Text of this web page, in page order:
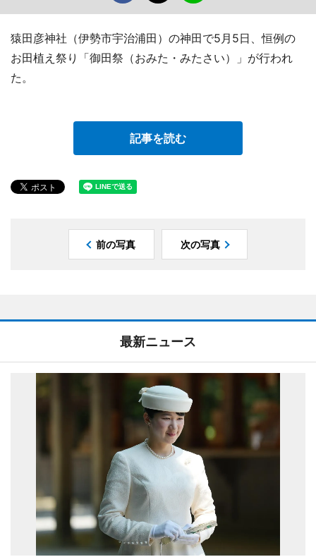
猿田彦神社（伊勢市宇治浦田）の神田で5月5日、恒例の
お田植え祭り「御田祭（おみた・みたさい）」が行われ
た。
記事を読む
前の写真 次の写真
最新ニュース